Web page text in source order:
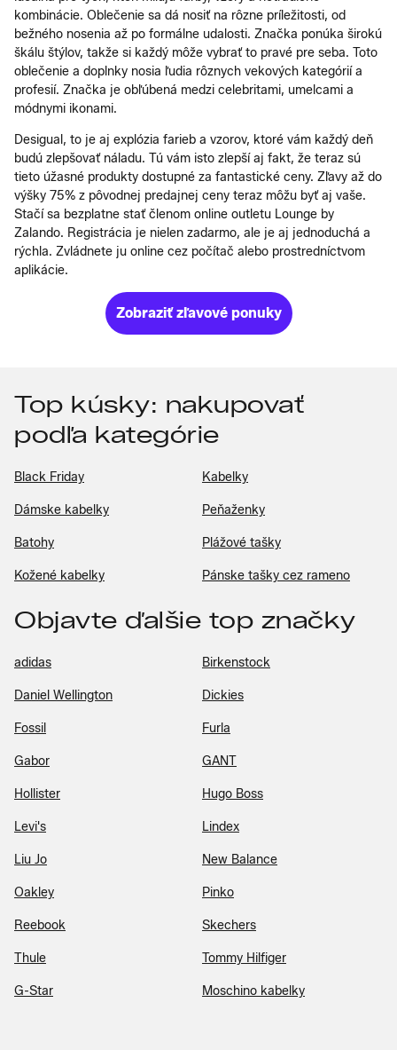
kombinácie. Oblečenie sa dá nosiť na rôzne príležitosti, od
bežného nosenia až po formálne udalosti. Značka ponúka širokú
škálu štýlov, takže si každý môže vybrať to pravé pre seba. Toto
oblečenie a doplnky nosia ľudia rôznych vekových kategórií a
profesií. Značka je obľúbená medzi celebritami, umelcami a
módnymi ikonami.
Desigual, to je aj explózia farieb a vzorov, ktoré vám každý deň
budú zlepšovať náladu. Tú vám isto zlepší aj fakt, že teraz sú
tieto úžasné produkty dostupné za fantastické ceny. Zľavy až do
výšky 75% z pôvodnej predajnej ceny teraz môžu byť aj vaše.
Stačí sa bezplatne stať členom online outletu Lounge by
Zalando. Registrácia je nielen zadarmo, ale je aj jednoduchá a
rýchla. Zvládnete ju online cez počítač alebo prostredníctvom
aplikácie.
Zobraziť zľavové ponuky
Top kúsky: nakupovať
podľa kategórie
Black Friday Kabelky
Dámske kabelky Peňaženky
Batohy Plážové tašky
Kožené kabelky Pánske tašky cez rameno
Objavte ďalšie top značky
adidas Birkenstock
Daniel Wellington Dickies
Fossil Furla
Gabor GANT
Hollister Hugo Boss
Levi's Lindex
Liu Jo New Balance
Oakley Pinko
Reebook Skechers
Thule Tommy Hilfiger
G-Star Moschino kabelky